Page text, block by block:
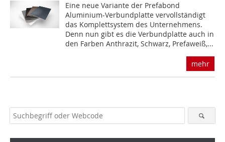
Eine neue Variante der Prefabond
Aluminium-Verbundplatte vervollständigt
das Komplettsystem des Unternehmens.
Denn nun gibt es die Verbundplatte auch in
den Farben Anthrazit, Schwarz, Prefaweiß,...
mehr